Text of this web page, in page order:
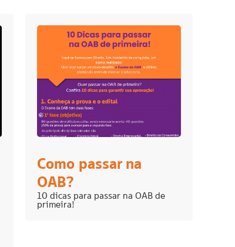
Como passar na
OAB?
10 dicas para passar na OAB de
primeira!